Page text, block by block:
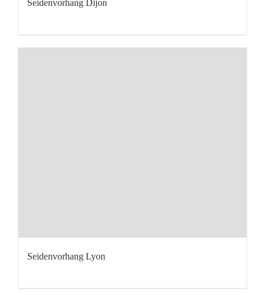
Seidenvorhang Dijon
Seidenvorhang Lyon